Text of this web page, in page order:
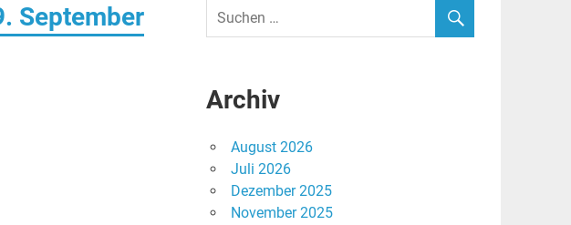
September
Archiv
August 2026
Juli 2026
Dezember 2025
November 2025